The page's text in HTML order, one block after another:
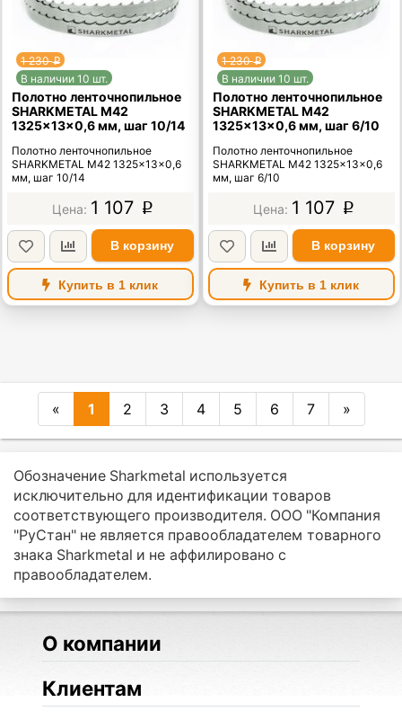
1 230p
В наличии 10 шт.
Полотно ленточнопильное
SHARKMETAL M42
1325×13×0,6 мм, шаг 10/14
Полотно ленточнопильное
SHARKMETAL M42 1325×13×0,6
мм, шаг 10/14
1 107 p
В корзину
Купить в 1 клик
1 230p
В наличии 10 шт.
Полотно ленточнопильное
SHARKMETAL M42
1325×13×0,6 мм, шаг 6/10
Полотно ленточнопильное
SHARKMETAL M42 1325×13×0,6
мм, шаг 6/10
1 107 p
В корзину
Купить в 1 клик
« 1 2 3 4 5 6 7 »
Обозначение Sharkmetal используется
исключительно для идентификации товаров
соответствующего производителя. ООО "Компания
"РуСтан" не является правообладателем товарного
знака Sharkmetal и не аффилировано с
правообладателем.
О компании
Клиентам